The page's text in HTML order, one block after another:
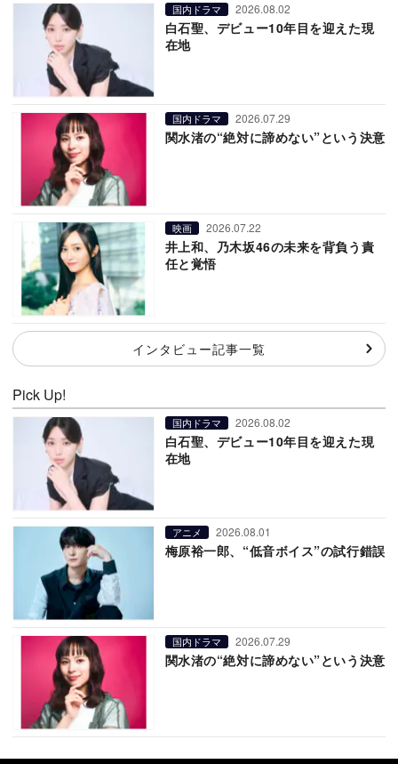
国内ドラマ 2026.08.02
白石聖、デビュー10年目を迎えた現
在地
国内ドラマ 2026.07.29
関水渚の“絶対に諦めない”という決意
映画 2026.07.22
井上和、乃木坂46の未来を背負う責
任と覚悟
インタビュー記事一覧
Pick Up!
国内ドラマ 2026.08.02
白石聖、デビュー10年目を迎えた現
在地
アニメ 2026.08.01
梅原裕一郎、“低音ボイス”の試行錯誤
国内ドラマ 2026.07.29
関水渚の“絶対に諦めない”という決意